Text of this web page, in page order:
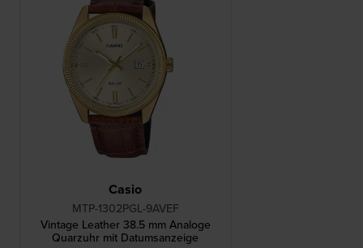
Casio
MTP-1302PGL-9AVEF
Vintage Leather 38.5 mm Analoge
Quarzuhr mit Datumsanzeige